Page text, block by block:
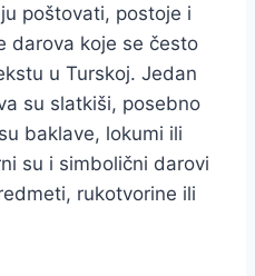
poštovati, postoje i
darova koje se često
u Turskoj. Jedan
su slatkiši, posebno
baklave, lokumi ili
su i simbolični darovi
rukotvorine ili